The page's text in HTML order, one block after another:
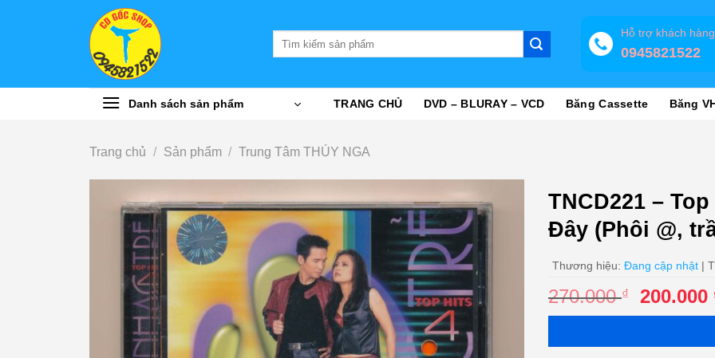
Hỗ trợ khách hàng
0945821522
Danh sách sản phẩm TRANG CHỦ DVD – BLURAY – VCD Băng Cassette Băng
Trang chủ / Sản phẩm / Trung Tâm THÚY NGA
TNCD221 –
Đây (Phôi @,
Thương hiệu: Đang cập nhật |
270.000₫
Giá
gốc
270.000
200.000